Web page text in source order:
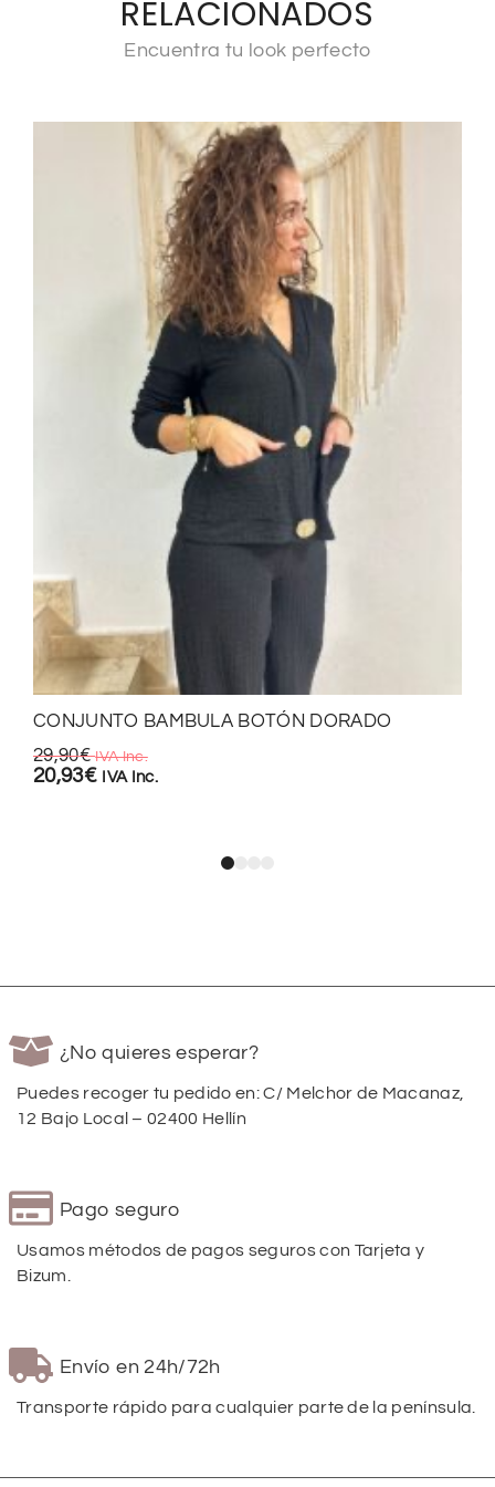
RELACIONADOS
Encuentra tu look perfecto
CONJUNTO BAMBULA BOTÓN DORADO
29,90€ IVA Inc.
20,93€ IVA Inc.
¿No quieres esperar?
Puedes recoger tu pedido en: C/ Melchor de Macanaz,
12 Bajo Local – 02400 Hellín
Pago seguro
Usamos métodos de pagos seguros con Tarjeta y
Bizum.
Envío en 24h/72h
Transporte rápido para cualquier parte de la península.